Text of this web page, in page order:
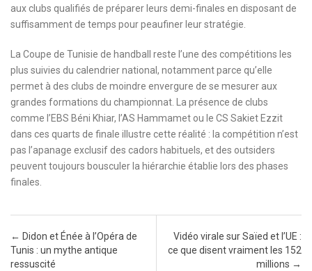
aux clubs qualifiés de préparer leurs demi-finales en disposant de
suffisamment de temps pour peaufiner leur stratégie.
La Coupe de Tunisie de handball reste l’une des compétitions les
plus suivies du calendrier national, notamment parce qu’elle
permet à des clubs de moindre envergure de se mesurer aux
grandes formations du championnat. La présence de clubs
comme l’EBS Béni Khiar, l’AS Hammamet ou le CS Sakiet Ezzit
dans ces quarts de finale illustre cette réalité : la compétition n’est
pas l’apanage exclusif des cadors habituels, et des outsiders
peuvent toujours bousculer la hiérarchie établie lors des phases
finales.
Post navigation
← Didon et Énée à l’Opéra de
Tunis : un mythe antique
ressuscité
Vidéo virale sur Saïed et l’UE :
ce que disent vraiment les 152
millions →